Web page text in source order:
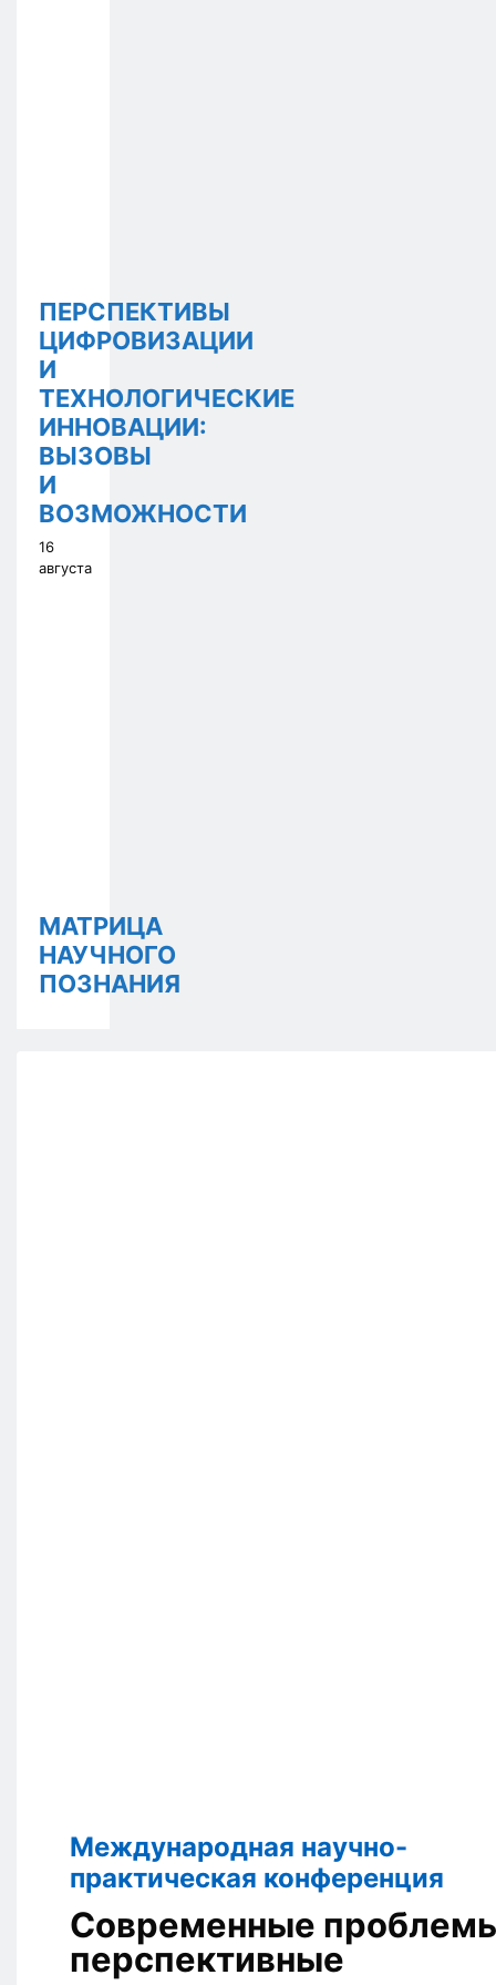
ПЕРСПЕКТИВЫ
ЦИФРОВИЗАЦИИ
И
ТЕХНОЛОГИЧЕСКИЕ
ИННОВАЦИИ:
ВЫЗОВЫ
И
ВОЗМОЖНОСТИ
16
августа
МАТРИЦА
НАУЧНОГО
ПОЗНАНИЯ
Международная научно-
практическая конференция
Современные
перспективные